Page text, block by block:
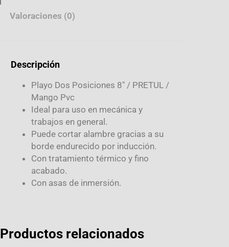
Valoraciones (0)
Descripción
Playo Dos Posiciones 8″ / PRETUL /
Mango Pvc
Ideal para uso en mecánica y
trabajos en general.
Puede cortar alambre gracias a su
borde endurecido por inducción.
Con tratamiento térmico y fino
acabado.
Con asas de inmersión.
Productos relacionados